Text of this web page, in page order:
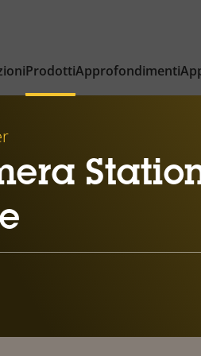
ProdottiApprofondimenti